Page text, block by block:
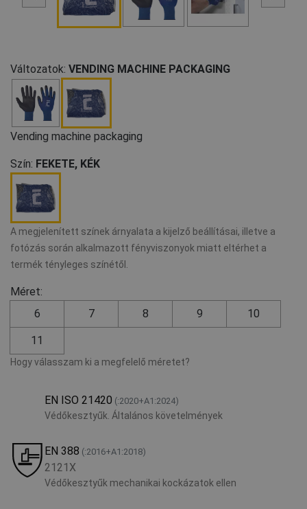
Változatok: VENDING MACHINE PACKAGING
Vending machine packaging
Szín: FEKETE, KÉK
A megjelenített színek árnyalata a kijelző beállításai, illetve a
fotózás során alkalmazott fényviszonyok miatt eltérhet a
termék tényleges színétől.
Méret:
6
7 8 9 10
11
Hogy válasszam ki a megfelelő méretet?
EN ISO 21420 (:2020+A1:2024)
Védőkesztyűk. Általános követelmények
EN 388 (:2016+A1:2018)
2121X
Védőkesztyűk mechanikai kockázatok ellen